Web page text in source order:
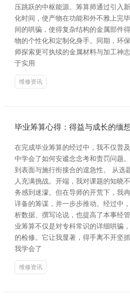
压跳跃的中枢能源。筹算师通过引入
化时间，使产物在功能和外不雅上完
间的哄骗，使得复杂结构的金属部件
物的个性化和定制化身手。同期，环
师探索更可执续的金属材料与加工神
于实用
维修资讯
毕业筹算心得：得益与成长的缅
在完成毕业筹算的经过中，我不仅普
中学会了如何安谧念念考和责罚问题
到表面与施行衔接合的遑急性。 从选
人充满挑战。开端，我对课题的知晓
务感到迷濛。但在导师的开荒下，我
详备的筹谋，并一步步推动。经过中
析数据、撰写论说，也提高了本事经
业筹算不仅是对专科常识的详细哄骗
的检修。它让我显著，得手离不开坚
我学会了
维修资讯